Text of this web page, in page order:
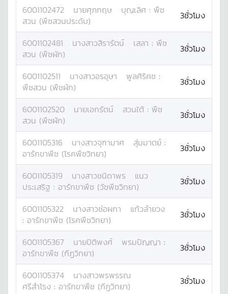
6001102472 นายศุภกฤษ บุญเลิศ : พืช
สวน (พืชสวนประดับ)
3ชั่วโมง
6001102481 นางสาวสิรารัตน์ เสลา : พืช
สวน (พืชผัก)
3ชั่วโมง
6001102511 นางสาวอรอุษา พูลศิริคช :
พืชสวน (พืชผัก)
3ชั่วโมง
6001102520 นายเอกรัตน์ สวนใต้ : พืช
สวน (พืชผัก)
3ชั่วโมง
6001105316 นางสาวจุฑามาศ สุ่มมาตย์ :
อารักขาพืช (โรคพืชวิทยา)
3ชั่วโมง
6001105319 นางสาวชนิดาพร
แนว
ประเสริฐ : อารักขาพืช (วัชพืชวิทยา) 3ชั่วโมง
6001105322 นางสาวช่อผกา
แก้วลำยวง
: อารักขาพืช (โรคพืชวิทยา) 3ชั่วโมง
6001105367 นายปิติพงศ์ พรมปัญญา :
อารักขาพืช (กีฏวิทยา)
3ชั่วโมง
6001105374 นางสาวพรพรรณ
ศรีสำโรง : อารักขาพืช (กีฏวิทยา) 3ชั่วโมง